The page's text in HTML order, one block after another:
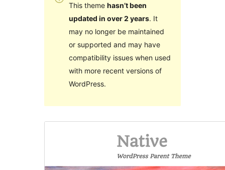
This theme hasn’t been
updated in over 2 years. It
may no longer be maintained
or supported and may have
compatibility issues when used
with more recent versions of
WordPress.